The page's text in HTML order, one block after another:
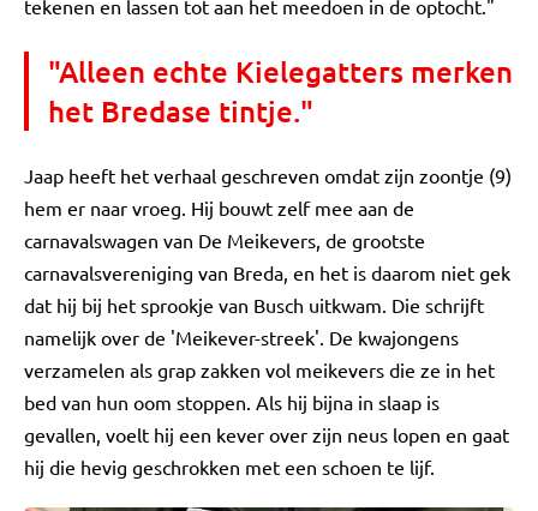
tekenen en lassen tot aan het meedoen in de optocht."
"Alleen echte Kielegatters merken
het Bredase tintje."
Jaap heeft het verhaal geschreven omdat zijn zoontje (9)
hem er naar vroeg. Hij bouwt zelf mee aan de
carnavalswagen van De Meikevers, de grootste
carnavalsvereniging van Breda, en het is daarom niet gek
dat hij bij het sprookje van Busch uitkwam. Die schrijft
namelijk over de 'Meikever-streek'. De kwajongens
verzamelen als grap zakken vol meikevers die ze in het
bed van hun oom stoppen. Als hij bijna in slaap is
gevallen, voelt hij een kever over zijn neus lopen en gaat
hij die hevig geschrokken met een schoen te lijf.